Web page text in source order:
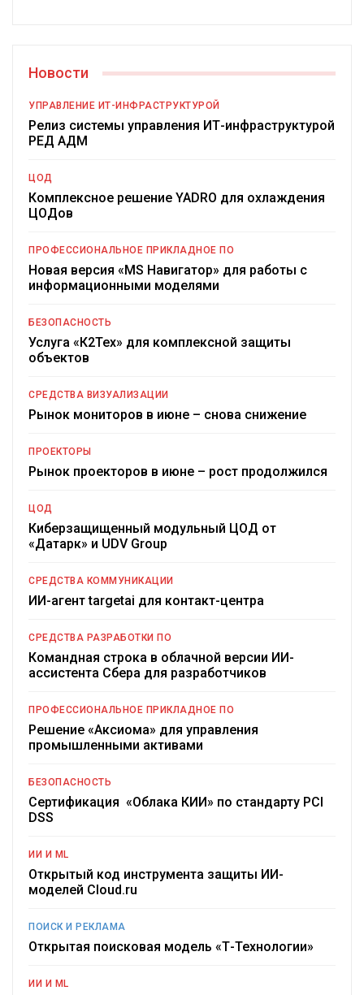
Новости
УПРАВЛЕНИЕ ИТ-ИНФРАСТРУКТУРОЙ
Релиз системы управления ИТ-инфраструктурой
РЕД АДМ
ЦОД
Комплексное решение YADRO для охлаждения
ЦОДов
ПРОФЕССИОНАЛЬНОЕ ПРИКЛАДНОЕ ПО
Новая версия «MS Навигатор» для работы с
информационными моделями
БЕЗОПАСНОСТЬ
Услуга «К2Тех» для комплексной защиты
объектов
СРЕДСТВА ВИЗУАЛИЗАЦИИ
Рынок мониторов в июне – снова снижение
ПРОЕКТОРЫ
Рынок проекторов в июне – рост продолжился
ЦОД
Киберзащищенный модульный ЦОД от
«Датарк» и UDV Group
СРЕДСТВА КОММУНИКАЦИИ
ИИ-агент targetai для контакт-центра
СРЕДСТВА РАЗРАБОТКИ ПО
Командная строка в облачной версии ИИ-
ассистента Сбера для разработчиков
ПРОФЕССИОНАЛЬНОЕ ПРИКЛАДНОЕ ПО
Решение «Аксиома» для управления
промышленными активами
БЕЗОПАСНОСТЬ
Сертификация «Облака КИИ» по стандарту PCI
DSS
ИИ И ML
Открытый код инструмента защиты ИИ-
моделей Cloud.ru
ПОИСК И РЕКЛАМА
Открытая поисковая модель «Т-Технологии»
ИИ И ML